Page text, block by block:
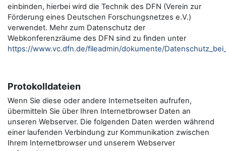
einbinden, hierbei wird die Technik des DFN (Verein zur
Förderung eines Deutschen Forschungsnetzes e.V.)
verwendet. Mehr zum Datenschutz der
Webkonferenzräume des DFN sind zu finden unter
https://www.vc.dfn.de/fileadmin/dokumente/
Protokolldateien
Wenn Sie diese oder andere Internetseiten aufrufen,
übermitteln Sie über Ihren Internetbrowser Daten an
unseren Webserver. Die folgenden Daten werden während
einer laufenden Verbindung zur Kommunikation zwischen
Ihrem Internetbrowser und unserem Webserver